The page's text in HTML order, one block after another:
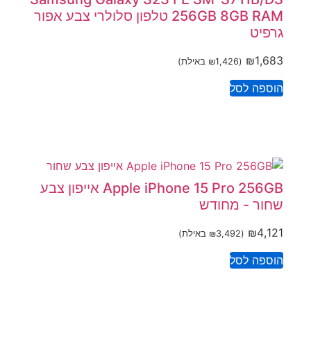
256GB 8GB RAM טלפון סלולרי צבע אפור
גרפיט
₪1,683
(
₪1,426 באילת)
הוספה לסל
Apple iPhone 15 Pro 256GB אייפון צבע
שחור - מחודש
₪4,121
(
₪3,492 באילת)
הוספה לסל